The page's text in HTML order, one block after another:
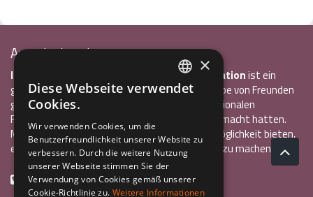
Associazione Inco
InCo – Verein für Interkulturelle Kommunikationist ein
gemeinnütziger Verein, der 2004 von einer Gruppe von Freunden
gegründet wurde, die alle bereits einen internationalen
Freiwilligendienst oder ein Auslandsstudium gemacht hatten.
Mit InCo wollten sie anderen Jugendlichen die Möglichkeit bieten,
eine ähnlich bereichernde Erfahrung im Ausland zu machen.
+39 0461 984355
ITALIAN
GERMAN
×
Diese Webseite verwendet
Cookies.
Wir verwenden Cookies, um die
Benutzerfreundlichkeit unserer Website zu
verbessern. Durch die weitere Nutzung
unserer Webseite stimmen Sie der
Verwendung von Cookies gemäß unserer
Cookie-Richtlinie zu. Weitere Informationen